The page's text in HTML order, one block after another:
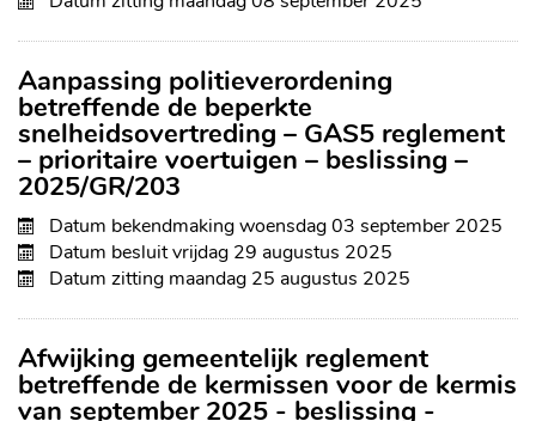
Aanpassing politieverordening
betreffende de beperkte
snelheidsovertreding – GAS5 reglement
– prioritaire voertuigen – beslissing –
2025/GR/203
Datum bekendmakingwoensdag 03 september 2025
Datum besluitvrijdag 29 augustus 2025
Datum zitting maandag 25 augustus 2025
Afwijking gemeentelijk reglement
betreffende de kermissen voor de kermis
van september 2025 - beslissing -